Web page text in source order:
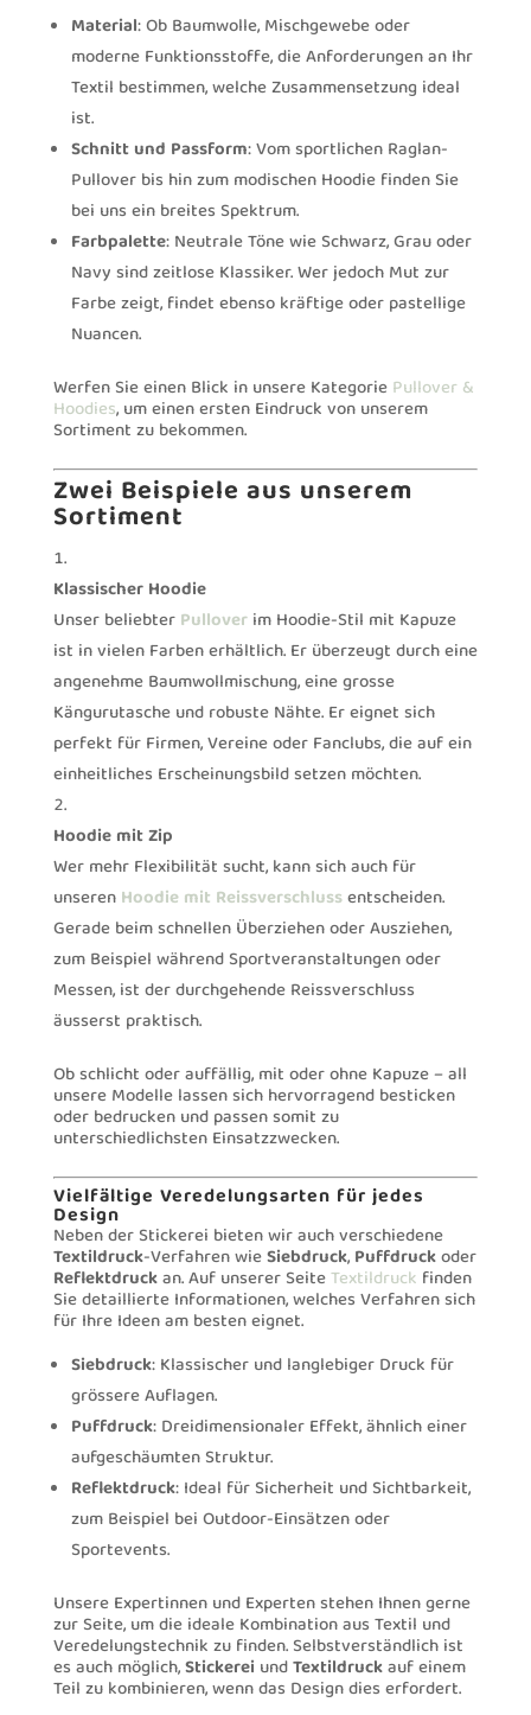
Material: Ob Baumwolle, Mischgewebe oder
moderne Funktionsstoffe, die Anforderungen an Ihr
Textil bestimmen, welche Zusammensetzung ideal
ist.
Schnitt und Passform: Vom sportlichen Raglan-
Pullover bis hin zum modischen Hoodie finden Sie
bei uns ein breites Spektrum.
Farbpalette: Neutrale Töne wie Schwarz, Grau oder
Navy sind zeitlose Klassiker. Wer jedoch Mut zur
Farbe zeigt, findet ebenso kräftige oder pastellige
Nuancen.
Werfen Sie einen Blick in unsere KategoriePullover &
Hoodies, um einen ersten Eindruck von unserem
Sortiment zu bekommen.
Zwei Beispiele aus unserem
Sortiment
Klassischer Hoodie
Unser beliebterPulloverim Hoodie-Stil mit Kapuze
ist in vielen Farben erhältlich. Er überzeugt durch eine
angenehme Baumwollmischung, eine grosse
Kängurutasche und robuste Nähte. Er eignet sich
perfekt für Firmen, Vereine oder Fanclubs, die auf ein
einheitliches Erscheinungsbild setzen möchten.
Hoodie mit Zip
Wer mehr Flexibilität sucht, kann sich auch für
unserenHoodie mit Reissverschlussentscheiden.
Gerade beim schnellen Überziehen oder Ausziehen,
zum Beispiel während Sportveranstaltungen oder
Messen, ist der durchgehende Reissverschluss
äusserst praktisch.
Ob schlicht oder auffällig, mit oder ohne Kapuze – all
unsere Modelle lassen sich hervorragend besticken
oder bedrucken und passen somit zu
unterschiedlichsten Einsatzzwecken.
Vielfältige Veredelungsarten für jedes
Design
Neben der Stickerei bieten wir auch verschiedene
Textildruck-Verfahren wieSiebdruck,Puffdruckoder
Reflektdruckan. Auf unserer SeiteTextildruck finden
Sie detaillierte Informationen, welches Verfahren sich
für Ihre Ideen am besten eignet.
Siebdruck: Klassischer und langlebiger Druck für
grössere Auflagen.
Puffdruck: Dreidimensionaler Effekt, ähnlich einer
aufgeschäumten Struktur.
Reflektdruck: Ideal für Sicherheit und Sichtbarkeit,
zum Beispiel bei Outdoor-Einsätzen oder
Sportevents.
Unsere Expertinnen und Experten stehen Ihnen gerne
zur Seite, um die ideale Kombination aus Textil und
Veredelungstechnik zu finden. Selbstverständlich ist
es auch möglich,Stickerei undTextildruckauf einem
Teil zu kombinieren, wenn das Design dies erfordert.